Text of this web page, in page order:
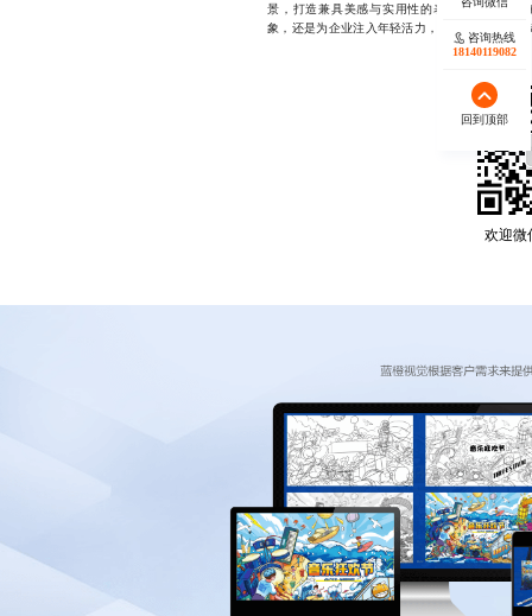
景，打造兼具美感与实用性的表情作品，助力
象，还是为企业注入年轻活力，我们都可量身定
欢迎微
咨询热线
18140119082
回到顶部